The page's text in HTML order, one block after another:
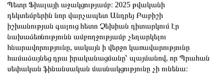
Պետր Ֆիալայի աջակցությամբ։ 2025 թվականի
դեկտեմբերին նոր վարչապետ Անդրեյ Բաբիշի
իշխանության գալուց հետո Չեխիան դիտարկում էր
նախաձեռնությունն ամբողջությամբ չեղարկելու
հնարավորությունը, սակայն ի վերջո կառավարությունը
համաձայնեց դրա իրականացմանը՝ պայմանով, որ Պրահան
սեփական ֆինանսական մասնակցությունը չի ունենա։